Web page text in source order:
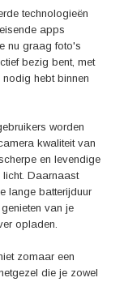
technologieën
apps
nu graag foto's
bezig bent, met
hebt binnen
worden
kwaliteit van
en levendige
licht. Daarnaast
lange batterijduur
van je
opladen.
zomaar een
die je zowel